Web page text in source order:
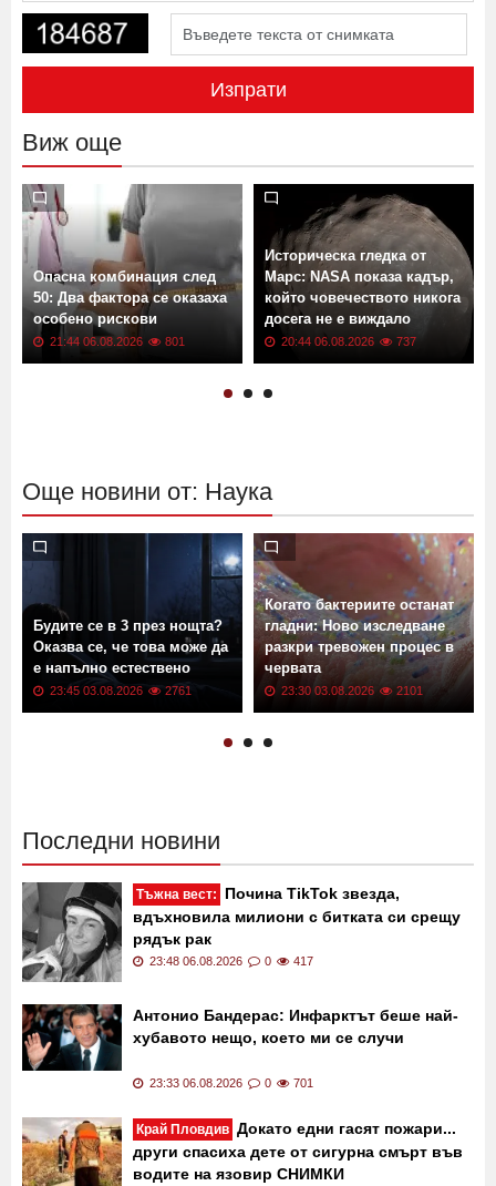
Изпрати
Виж още
Опасна комбинация след
50: Два фактора се оказаха
особено рискови
21:44 06.08.2026 801
Историческа гледка от
Марс: NASA показа кадър,
който човечеството никога
досега не е виждало
20:44 06.08.2026 737
Още новини от: Наука
Будите се в 3 през нощта?
Оказва се, че това може да
е напълно естествено
23:45 03.08.2026 2761
Когато бактериите останат
гладни: Ново изследване
разкри тревожен процес в
червата
23:30 03.08.2026 2101
Последни новини
Тъжна вест:
Почина TikTok звезда,
вдъхновила милиони с битката си срещу
рядък рак
23:48 06.08.2026 0 417
Антонио Бандерас: Инфарктът беше най-
хубавото нещо, което ми се случи
23:33 06.08.2026 0 701
Край Пловдив Докато едни гасят пожари...
други спасиха дете от сигурна смърт във
водите на язовир СНИМКИ